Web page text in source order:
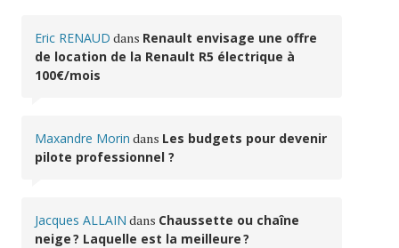
Eric RENAUD dans Renault envisage une offre
de location de la Renault R5 électrique à
100€/mois
Maxandre Morin dans Les budgets pour devenir
pilote professionnel ?
Jacques ALLAIN dans Chaussette ou chaîne
neige ? Laquelle est la meilleure ?